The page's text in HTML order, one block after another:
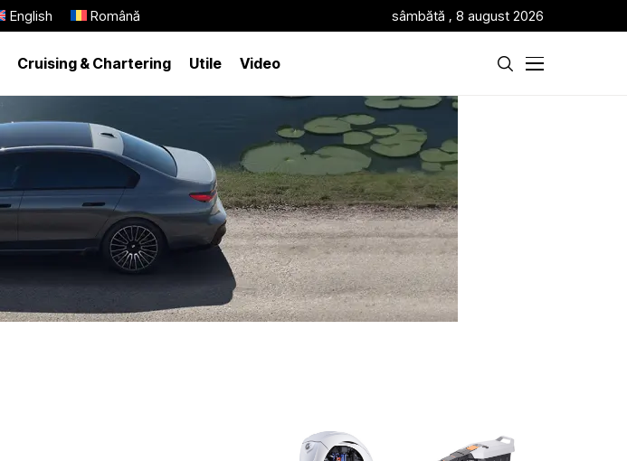
English Română sâmbătă , 8 august 2026
Cruising & Chartering Utile Video